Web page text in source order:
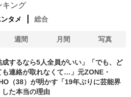
キング
タメ 総合
週間 月間 写真
成するなら5人全員がいい」「でも、ど
も連絡が取れなくて…」元ZONE・
（38）が明かす「19年ぶりに芸能界
した本当の理由